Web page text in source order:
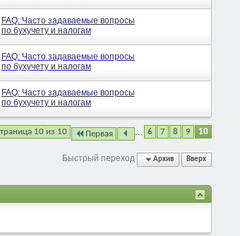
FAQ: Часто задаваемые вопросы
по бухучету и налогам
FAQ: Часто задаваемые вопросы
по бухучету и налогам
FAQ: Часто задаваемые вопросы
по бухучету и налогам
10 из 10 Первая ... 6 7 8 9 10
Быстрый переход Архив Вверх